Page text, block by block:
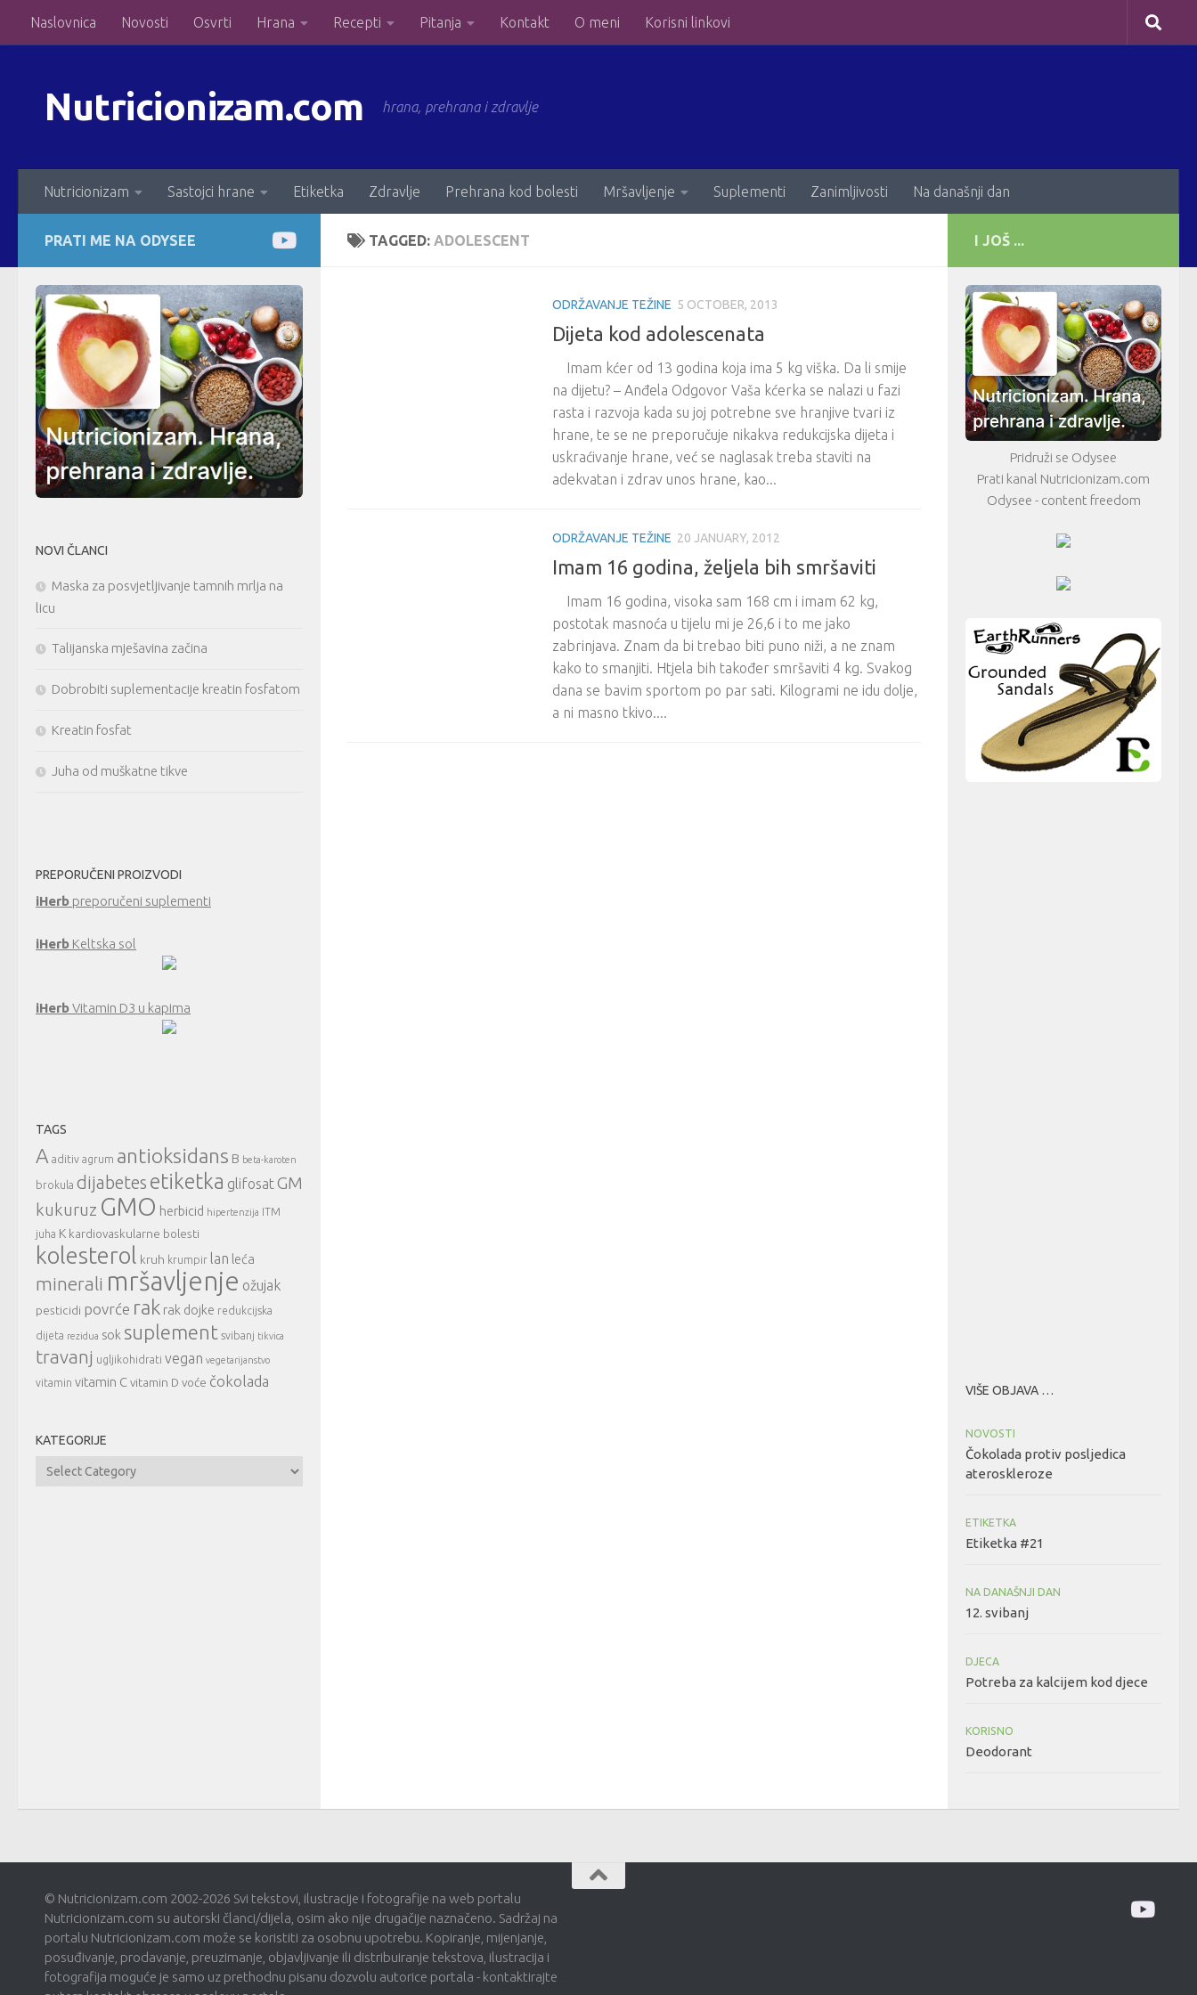
Skip to content
Naslovnica Novosti Osvrti Hrana Recepti Pitanja Kontakt O meni Korisni linkovi
Nutricionizam.com hrana, prehrana i zdravlje
Nutricionizam Sastojci hrane Etiketka Zdravlje Prehrana kod bolesti Mršavljenje Suplementi Zanimljivosti Na današnji dan
TAGGED: ADOLESCENT
ODRŽAVANJE TEŽINE 5 OCTOBER, 2013
Dijeta kod adolescenata
Imam kćer od 13 godina koja ima 5 kg viška. Da li smije
na dijetu? – Anđela Odgovor Vaša kćerka se nalazi u fazi
rasta i razvoja kada su joj potrebne sve hranjive tvari iz
hrane, te se ne preporučuje nikakva redukcijska dijeta i
uskraćivanje hrane, već se naglasak treba staviti na
adekvatan i zdrav unos hrane, kao...
ODRŽAVANJE TEŽINE 20 JANUARY, 2012
Imam 16 godina, željela bih smršaviti
Imam 16 godina, visoka sam 168 cm i imam 62 kg,
postotak masnoća u tijelu mi je 26,6 i to me jako
zabrinjava. Znam da bi trebao biti puno niži, a ne znam
kako to smanjiti. Htjela bih također smršaviti 4 kg. Svakog
dana se bavim sportom po par sati. Kilogrami ne idu dolje,
a ni masno tkivo....
PRATI ME NA ODYSEE
NOVI ČLANCI
Maska za posvjetljivanje tamnih mrlja na
licu
Talijanska mješavina začina
Dobrobiti suplementacije kreatin fosfatom
Kreatin fosfat
Juha od muškatne tikve
PREPORUČENI PROIZVODI
iHerb preporučeni suplementi
iHerb Keltska sol
iHerbVitamin D3 u kapima
TAGS
A aditiv agrum antioksidans B beta-karoten
brokula dijabetes etiketka glifosatGM
kukuruz GMO herbicid hipertenzija ITM
juha K kardiovaskularne bolesti
kolesterol kruh krumpir lan leća
minerali mršavljenje ožujak
pesticidi povrće rak rak dojke redukcijska
dijeta rezidua sok suplement svibanj tikvica
travanj ugljikohidrati vegan vegetarijanstvo
vitamin vitamin C vitamin D voće čokolada
KATEGORIJE
Kategorije
I JOŠ ...
Pridruži se Odysee
Prati kanal Nutricionizam.com
Odysee - content freedom
VIŠE OBJAVA …
NOVOSTI
Čokolada protiv posljedica
ateroskleroze
ETIKETKA
Etiketka #21
NA DANAŠNJI DAN
12. svibanj
DJECA
Potreba za kalcijem kod djece
KORISNO
Deodorant
© Nutricionizam.com 2002-2026 Svi tekstovi, ilustracije i fotografije na web portalu
Nutricionizam.com su autorski članci/dijela, osim ako nije drugačije naznačeno. Sadržaj na
portalu Nutricionizam.com može se koristiti za osobnu upotrebu. Kopiranje, mijenjanje,
posuđivanje, prodavanje, preuzimanje, objavljivanje ili distribuiranje tekstova, ilustracija i
fotografija moguće je samo uz prethodnu pisanu dozvolu autorice portala - kontaktirajte